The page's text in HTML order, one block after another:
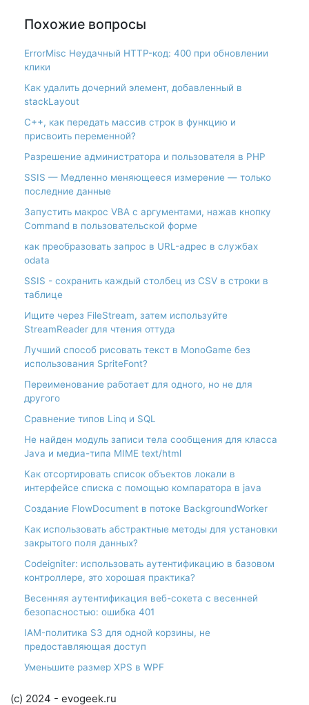
Похожие вопросы
ErrorMisc Неудачный HTTP-код: 400 при обновлении
клики
Как удалить дочерний элемент, добавленный в
stackLayout
С++, как передать массив строк в функцию и
присвоить переменной?
Разрешение администратора и пользователя в PHP
SSIS — Медленно меняющееся измерение — только
последние данные
Запустить макрос VBA с аргументами, нажав кнопку
Command в пользовательской форме
как преобразовать запрос в URL-адрес в службах
odata
SSIS - сохранить каждый столбец из CSV в строки в
таблице
Ищите через FileStream, затем используйте
StreamReader для чтения оттуда
Лучший способ рисовать текст в MonoGame без
использования SpriteFont?
Переименование работает для одного, но не для
другого
Сравнение типов Linq и SQL
Не найден модуль записи тела сообщения для класса
Java и медиа-типа MIME text/html
Как отсортировать список объектов локали в
интерфейсе списка с помощью компаратора в java
Создание FlowDocument в потоке BackgroundWorker
Как использовать абстрактные методы для установки
закрытого поля данных?
Codeigniter: использовать аутентификацию в базовом
контроллере, это хорошая практика?
Весенняя аутентификация веб-сокета с весенней
безопасностью: ошибка 401
IAM-политика S3 для одной корзины, не
предоставляющая доступ
Уменьшите размер XPS в WPF
(c) 2024 - evogeek.ru